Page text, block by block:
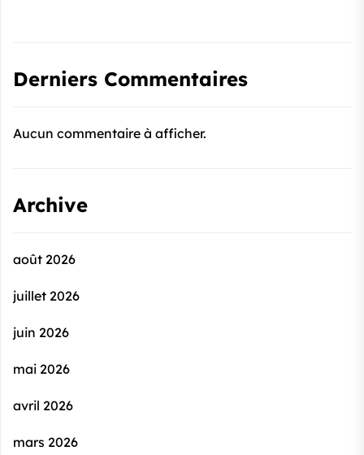
Derniers Commentaires
Aucun commentaire à afficher.
Archive
août 2026
juillet 2026
juin 2026
mai 2026
avril 2026
mars 2026